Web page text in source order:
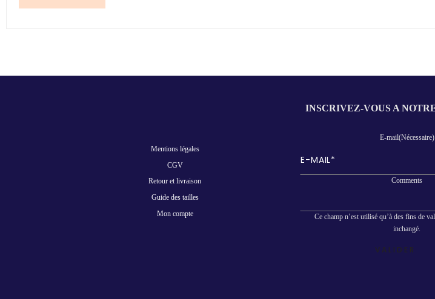
Mentions légales
CGV
Retour et livraison
Guide des tailles
Mon compte
INSCRIVEZ-VOUS A
E-mail(Nécessaire)
Comments
Ce champ n’est utilisé qu’à des fins de
inchangé.